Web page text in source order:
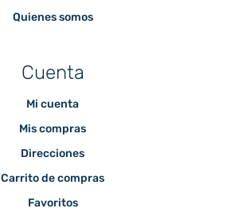
Quienes somos
Cuenta
Mi cuenta
Mis compras
Direcciones
Carrito de compras
Favoritos